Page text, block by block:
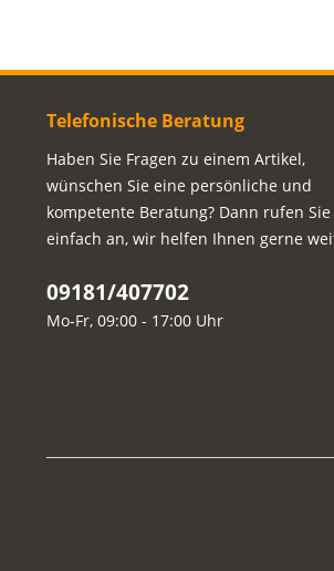
Telefonische Beratung
Haben Sie Fragen zu einem Artikel,
wünschen Sie eine persönliche und
kompetente Beratung? Dann rufen
einfach an, wir helfen Ihnen gerne
09181/407702
Mo-Fr, 09:00 - 17:00 Uhr